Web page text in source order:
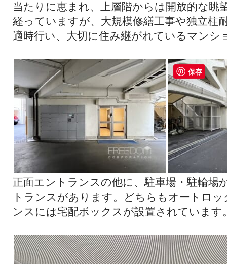
当たりに恵まれ、上層階からは開放的な眺
経っていますが、大規模修繕工事や独立柱
適時行い、大切に住み継がれているマンシ
正面エントランスの他に、駐車場・駐輪場
トランスがあります。どちらもオートロ
ンスには宅配ボックスが設置されています
保存